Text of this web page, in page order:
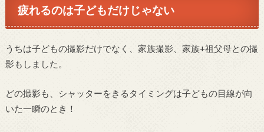
疲れるのは子どもだけじゃない
うちは子どもの撮影だけでなく、家族撮影、家族+祖父母との撮
影もしました。
どの撮影も、シャッターをきるタイミングは子どもの目線が向
いた一瞬のとき！